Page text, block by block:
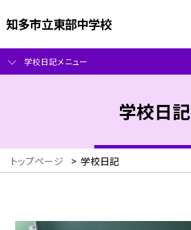
知多市立東部中学校
学校日記メニュー
学校日記
トップページ > 学校日記